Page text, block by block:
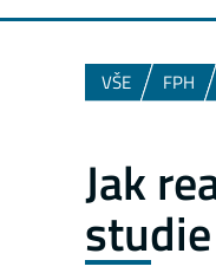
VŠE FPH
Jak